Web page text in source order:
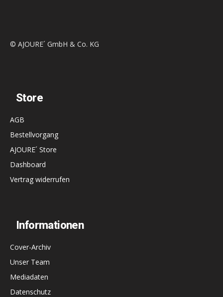
© AJOURE´ GmbH & Co. KG
Store
AGB
Bestellvorgang
AJOURE´ Store
Dashboard
Vertrag widerrufen
Informationen
Cover-Archiv
Unser Team
Mediadaten
Datenschutz